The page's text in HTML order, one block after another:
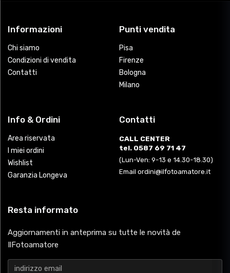
Informazioni
Chi siamo
Condizioni di vendita
Contatti
Punti vendita
Pisa
Firenze
Bologna
Milano
Info & Ordini
Area riservata
I miei ordini
Wishlist
Garanzia Longeva
Contatti
CALL CENTER
tel. 0587 69 71 47
(Lun-Ven: 9-13 e 14.30-18.30)
Email ordini@ilfotoamatore.it
Resta informato
Aggiornamenti in anteprima su tutte le novità de
IlFotoamatore